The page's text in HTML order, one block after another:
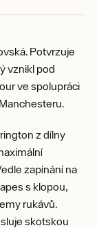
Potvrzuje
vznikl pod
ve spolupráci
z dílny
zapínání na
s klopou,
rukávů.
skotskou